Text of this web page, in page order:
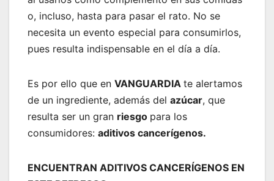
o, incluso, hasta para pasar el rato. No se
necesita un evento especial para consumirlos,
pues resulta indispensable en el día a día.
Es por ello que en VANGUARDIA te alertamos
de un ingrediente, además del azúcar, que
resulta ser un gran riesgo para los
consumidores: aditivos cancerígenos.
ENCUENTRAN ADITIVOS CANCERÍGENOS EN